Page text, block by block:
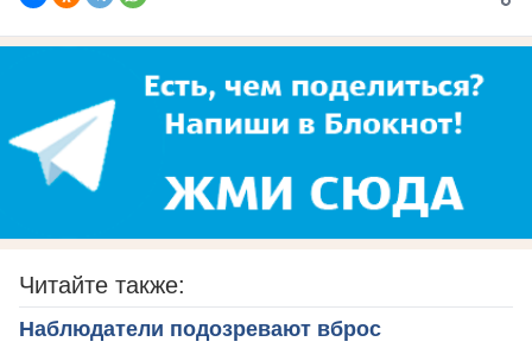
Читайте также:
Наблюдатели подозревают вброс